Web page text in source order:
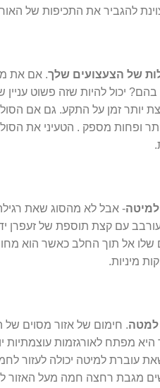
להגביר את התכיפות של
של הצעצועים שלך. אם את
יכול להיות שזה פשוט
יותר זמן על התקע. גם אם
ופחות מספק . הטעיני את
- אבל לא מהסוג שאת
עם קצת תוספת של זעפרן
שלו אל תוך החלב כאשר הוא
מיניות.
למטה. חימום של אזור מסוים
היא מפתח לאורגזמות
עוברת למיטה יכולה לעזור
מגבת רחצה חמה מעל